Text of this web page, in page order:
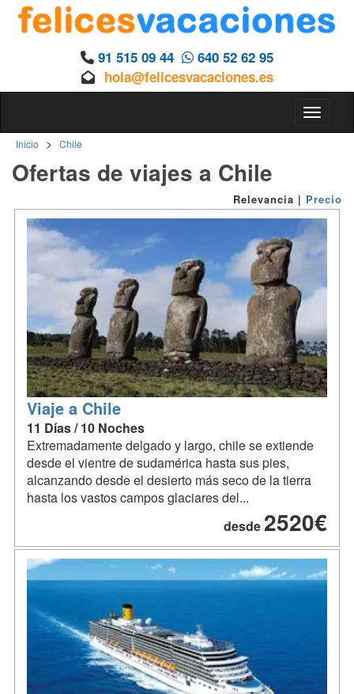
91 515 09 44
640 52 62 95
hola@felicesvacaciones.es
Toggle
Inicio > Chile
Ofertas de viajes a Chile
Relevancia | Precio
Viaje a Chile
11 Días / 10 Noches
Extremadamente delgado y largo, chile se extiende
desde el vientre de sudamérica hasta sus pies,
alcanzando desde el desierto más seco de la tierra
hasta los vastos campos glaciares del...
desde 2520€